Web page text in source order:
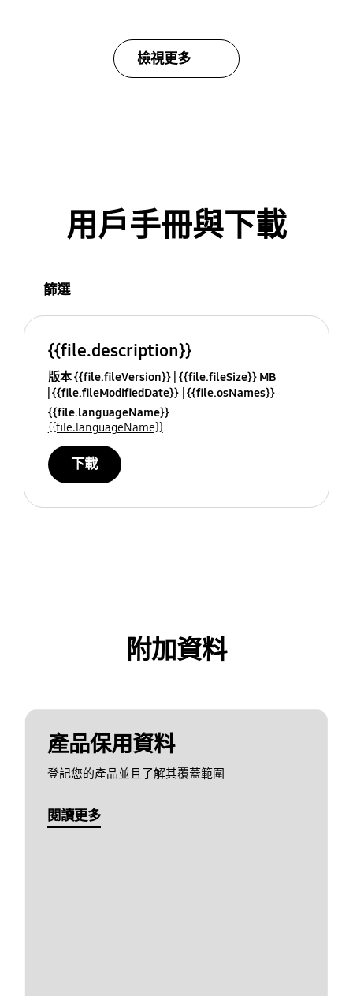
檢視更多
用戶手冊與下載
篩選
{{file.description}}
版本 {{file.fileVersion}} {{file.fileSize}} MB
{{file.fileModifiedDate}} {{file.osNames}}
{{file.languageName}}
{{file.languageName}}
下載
附加資料
產品保用資料
登記您的產品並且了解其覆蓋範圍
閱讀更多